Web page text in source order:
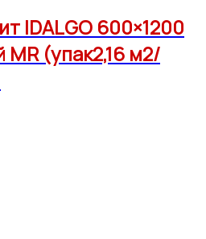
IDALGO 600×1200
(упак2,16 м2/